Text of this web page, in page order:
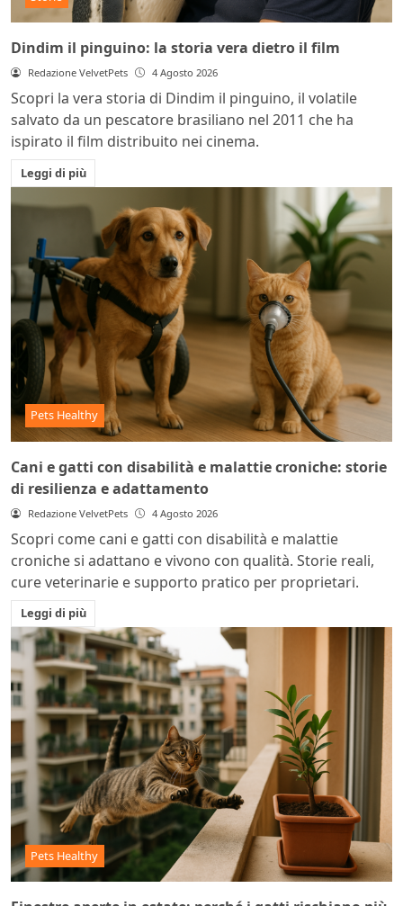
Dindim il pinguino: la storia vera dietro il film
Redazione VelvetPets 4 Agosto 2026
Scopri la vera storia di Dindim il pinguino, il volatile
salvato da un pescatore brasiliano nel 2011 che ha
ispirato il film distribuito nei cinema.
Leggi di più
Pets Healthy
Cani e gatti con disabilità e malattie croniche: storie
di resilienza e adattamento
Redazione VelvetPets 4 Agosto 2026
Scopri come cani e gatti con disabilità e malattie
croniche si adattano e vivono con qualità. Storie reali,
cure veterinarie e supporto pratico per proprietari.
Leggi di più
Pets Healthy